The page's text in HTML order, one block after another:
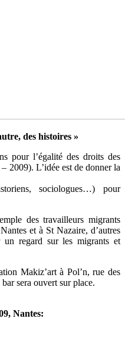
des histoires »
pour l’égalité des droits des
2009). L’idée est de donner la
sociologues…) pour
des travailleurs migrants
et à St Nazaire, d’autres
un regard sur les migrants et
Makiz’art à Pol’n, rue des
sera ouvert sur place.
Nantes: